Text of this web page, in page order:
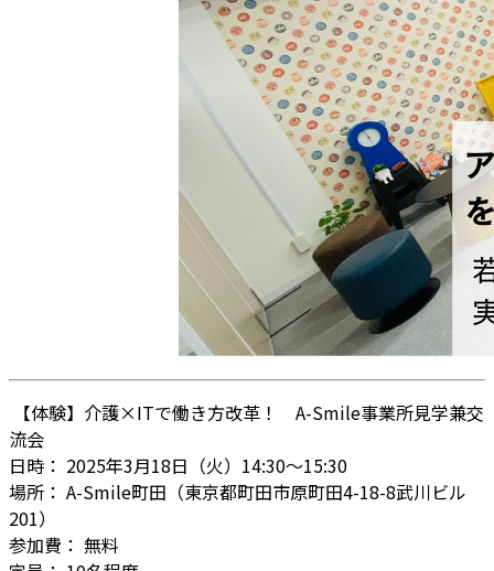
【体験】介護×ITで働き方改革！ A-Smile事業所見学兼交
流会
日時： 2025年3月18日（火）14:30～15:30
場所： A-Smile町田（東京都町田市原町田4-18-8武川ビル
201）
参加費： 無料